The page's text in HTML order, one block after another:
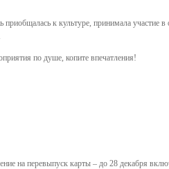
к культуре, принимала участие в
по душе, копите впечатления!
на перевыпуск карты – до 28 декабря